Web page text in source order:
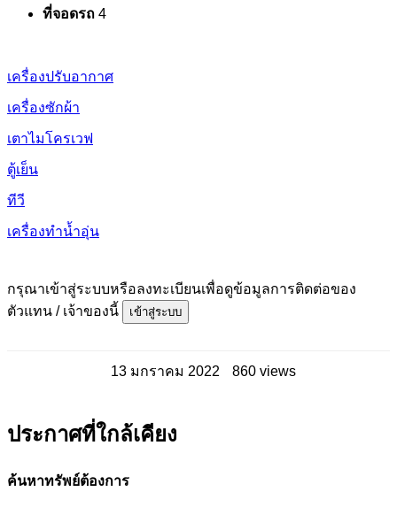
ที่จอดรถ 4
เครื่องปรับอากาศ
เครื่องซักผ้า
เตาไมโครเวฟ
ตู้เย็น
ทีวี
เครื่องทำน้ำอุ่น
กรุณาเข้าสู่ระบบหรือลงทะเบียนเพื่อดูข้อมูลการติดต่อของ
ตัวแทน / เจ้าของนี้
เข้าสู่ระบบ
13 มกราคม 2022 860 views
ประกาศที่ใกล้เคียง
ค้นหาทรัพย์ต้องการ